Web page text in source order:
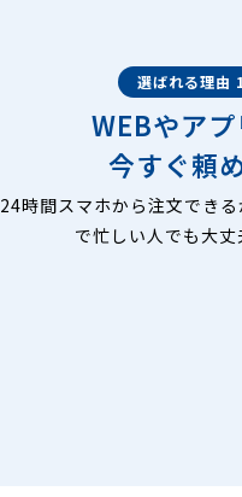
選ばれる理由 1
WEBやア
今すぐ頼
24時間スマホから注文でき
で忙しい人でも大丈